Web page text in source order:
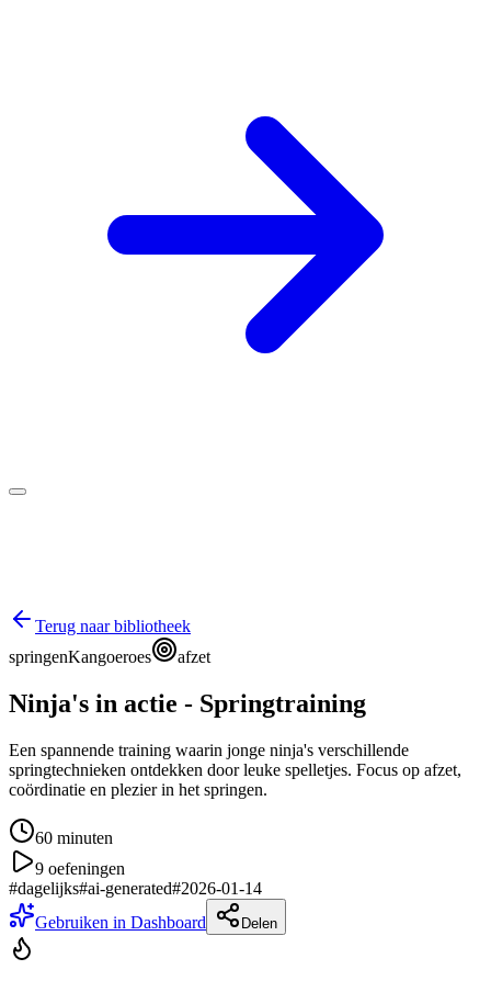
Terug naar bibliotheek
springenKangoeroes afzet
Ninja's in actie - Springtraining
Een spannende training waarin jonge ninja's verschillende
springtechnieken ontdekken door leuke spelletjes. Focus op afzet,
coördinatie en plezier in het springen.
60 minuten
9 oefeningen
#dagelijks#ai-generated#2026-01-14
Gebruiken in Dashboard
Delen